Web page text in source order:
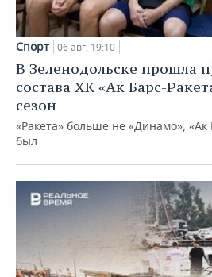
Спорт 06 авг, 19:10
В Зеленодольске прошла
состава ХК «Ак Барс-
сезон
«Ракета» больше не «Динамо», «Ак
был